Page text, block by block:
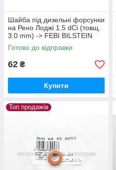
Шайба під дизельні форсунки
на Рено Лоджі 1.5 dCi (товщ.
3.0 mm) -> FEBI BILSTEIN
(Німеччина) - 100543
Готово до відправки
62 ₴
Купити
Топ продажів